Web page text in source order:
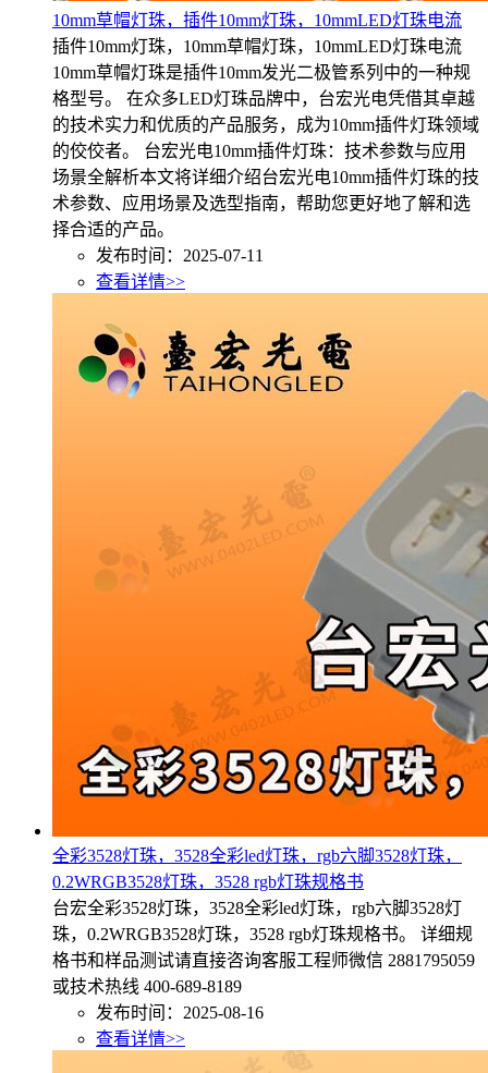
10mm草帽灯珠，插件10mm灯珠，10mmLED灯珠电流
插件10mm灯珠，10mm草帽灯珠，10mmLED灯珠电流
10mm草帽灯珠是插件10mm发光二极管系列中的一种规
格型号。 在众多LED灯珠品牌中，台宏光电凭借其卓越
的技术实力和优质的产品服务，成为10mm插件灯珠领域
的佼佼者。 台宏光电10mm插件灯珠：技术参数与应用
场景全解析本文将详细介绍台宏光电10mm插件灯珠的技
术参数、应用场景及选型指南，帮助您更好地了解和选
择合适的产品。
发布时间：2025-07-11
查看详情>>
全彩3528灯珠，3528全彩led灯珠，rgb六脚3528灯珠，
0.2WRGB3528灯珠，3528 rgb灯珠规格书
台宏全彩3528灯珠，3528全彩led灯珠，rgb六脚3528灯
珠，0.2WRGB3528灯珠，3528 rgb灯珠规格书。 详细规
格书和样品测试请直接咨询客服工程师微信 2881795059
或技术热线 400-689-8189
发布时间：2025-08-16
查看详情>>